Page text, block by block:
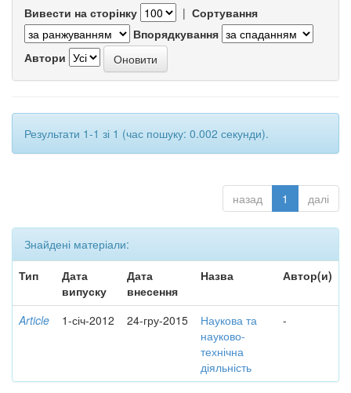
Вивести на сторінку | Сортування
Впорядкування
Автори
Результати 1-1 зі 1 (час пошуку: 0.002 секунди).
назад 1 далі
Знайдені матеріали:
Тип
Дата
випуску
Дата
внесення
Назва Автор(и)
Article 1-січ-2012 24-гру-2015
Наукова та
науково-
технічна
діяльність
-